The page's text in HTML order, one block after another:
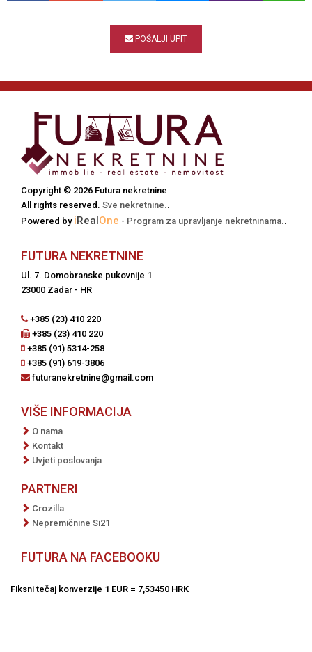
POŠALJI UPIT
Copyright © 2026 Futura nekretnine
All rights reserved. Sve nekretnine. .
Powered by iRealOne - Program za upravljanje nekretninama. .
FUTURA NEKRETNINE
Ul. 7. Domobranske pukovnije 1
23000 Zadar - HR
+385 (23) 410 220
+385 (23) 410 220
+385 (91) 5314-258
+385 (91) 619-3806
futuranekretnine@gmail.com
VIŠE INFORMACIJA
O nama
Kontakt
Uvjeti poslovanja
PARTNERI
Crozilla
Nepremičnine Si21
FUTURA NA FACEBOOKU
Fiksni tečaj konverzije 1 EUR = 7,53450 HRK